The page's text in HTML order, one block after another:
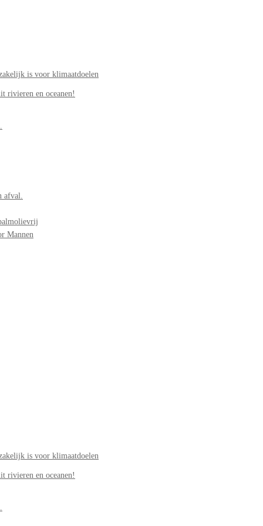
is voor klimaatdoelen
rivieren en oceanen!
afval.
Mannen
is voor klimaatdoelen
rivieren en oceanen!